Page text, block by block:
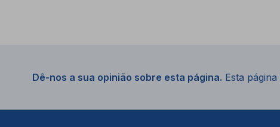
Dê-nos a sua opinião sobre esta página. Esta